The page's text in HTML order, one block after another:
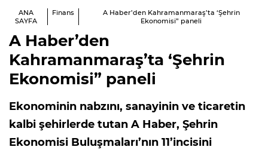
ANA
SAYFA
Finans
A Haber’den Kahramanmaraş’ta ‘Şehrin
Ekonomisi” paneli
A Haber’den
Kahramanmaraş’ta ‘Şehrin
Ekonomisi” paneli
Ekonominin nabzını, sanayinin ve ticaretin
kalbi şehirlerde tutan A Haber, Şehrin
Ekonomisi Buluşmaları’nın 11’incisini